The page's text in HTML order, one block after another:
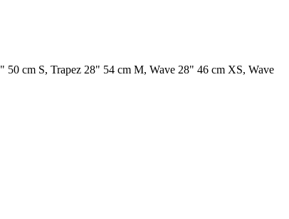
cm S, Trapez 28" 54 cm M, Wave 28" 46 cm XS, Wave